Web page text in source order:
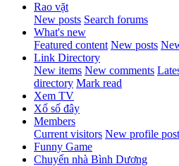
Rao vặt
New posts Search forums
What's new
Featured content New posts
Link Directory
New items New comments
directory Mark read
Xem TV
Xổ số đây
Members
Current visitors New profile
Funny Game
Chuyển nhà Bình Dương